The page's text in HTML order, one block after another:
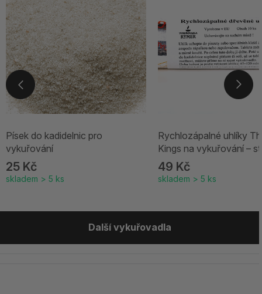
Písek do kadidelnic pro
vykuřování
25 Kč
skladem > 5 ks
Rychlozápalné uhlíky
Kings na vykuřování –
49 Kč
skladem > 5 ks
Další vykuřovadla